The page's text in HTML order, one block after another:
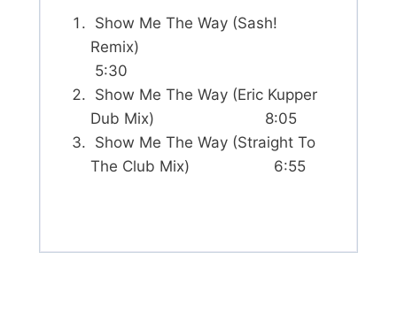
Show Me The Way (Sash!
Remix)
5:30
Show Me The Way (Eric Kupper
Dub Mix) 8:05
Show Me The Way (Straight To
The Club Mix) 6:55